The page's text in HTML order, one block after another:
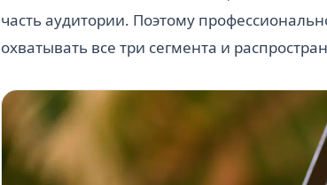
часть аудитории. Поэтому
охватывать все три сегмента и